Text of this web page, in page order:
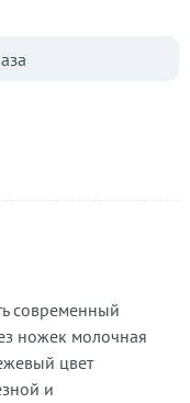
современный
ножек молочная
цвет
и